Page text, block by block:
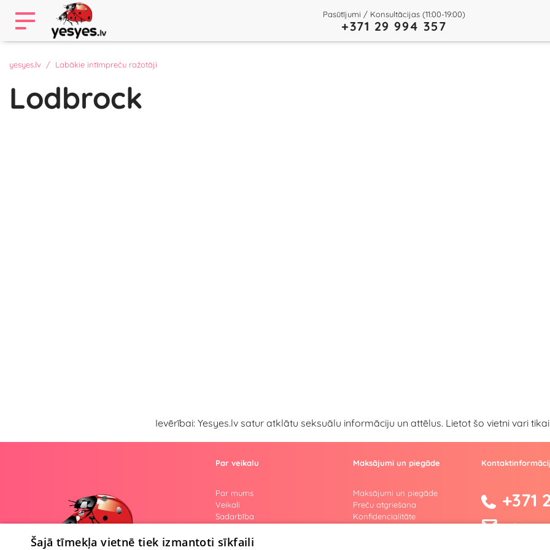
Pasūtījumi / Konsultācijas (11:00-19:00)
+371 29 994 357
yesyes.lv Labākie intīmpreču ražotāji
Lodbrock
Ievērībai: Yesyes.lv satur atklātu seksuālu informāciju un attēlus. Lietot šo vietni vari
Par veikalu
Par mums
Veikali
Sadarbība
Jautājumi
Maksājumi un piegāde
Maksājumi un piegāde
Preču atgriešana
Konfidencialitāte
+371
Šajā tīmekļa vietnē tiek izmantoti sīkfaili